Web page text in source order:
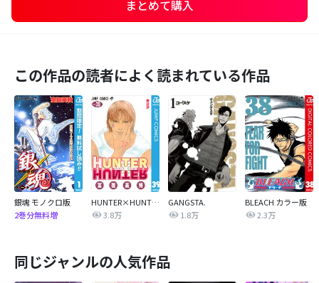
まとめて購入
この作品の読者によく読まれている作品
銀魂 モノクロ版
2巻分無料増
HUNTER×HUNTER モノクロ版
3.8万
GANGSTA.
1.8万
BLEACH カラー版
2.3万
同じジャンルの人気作品